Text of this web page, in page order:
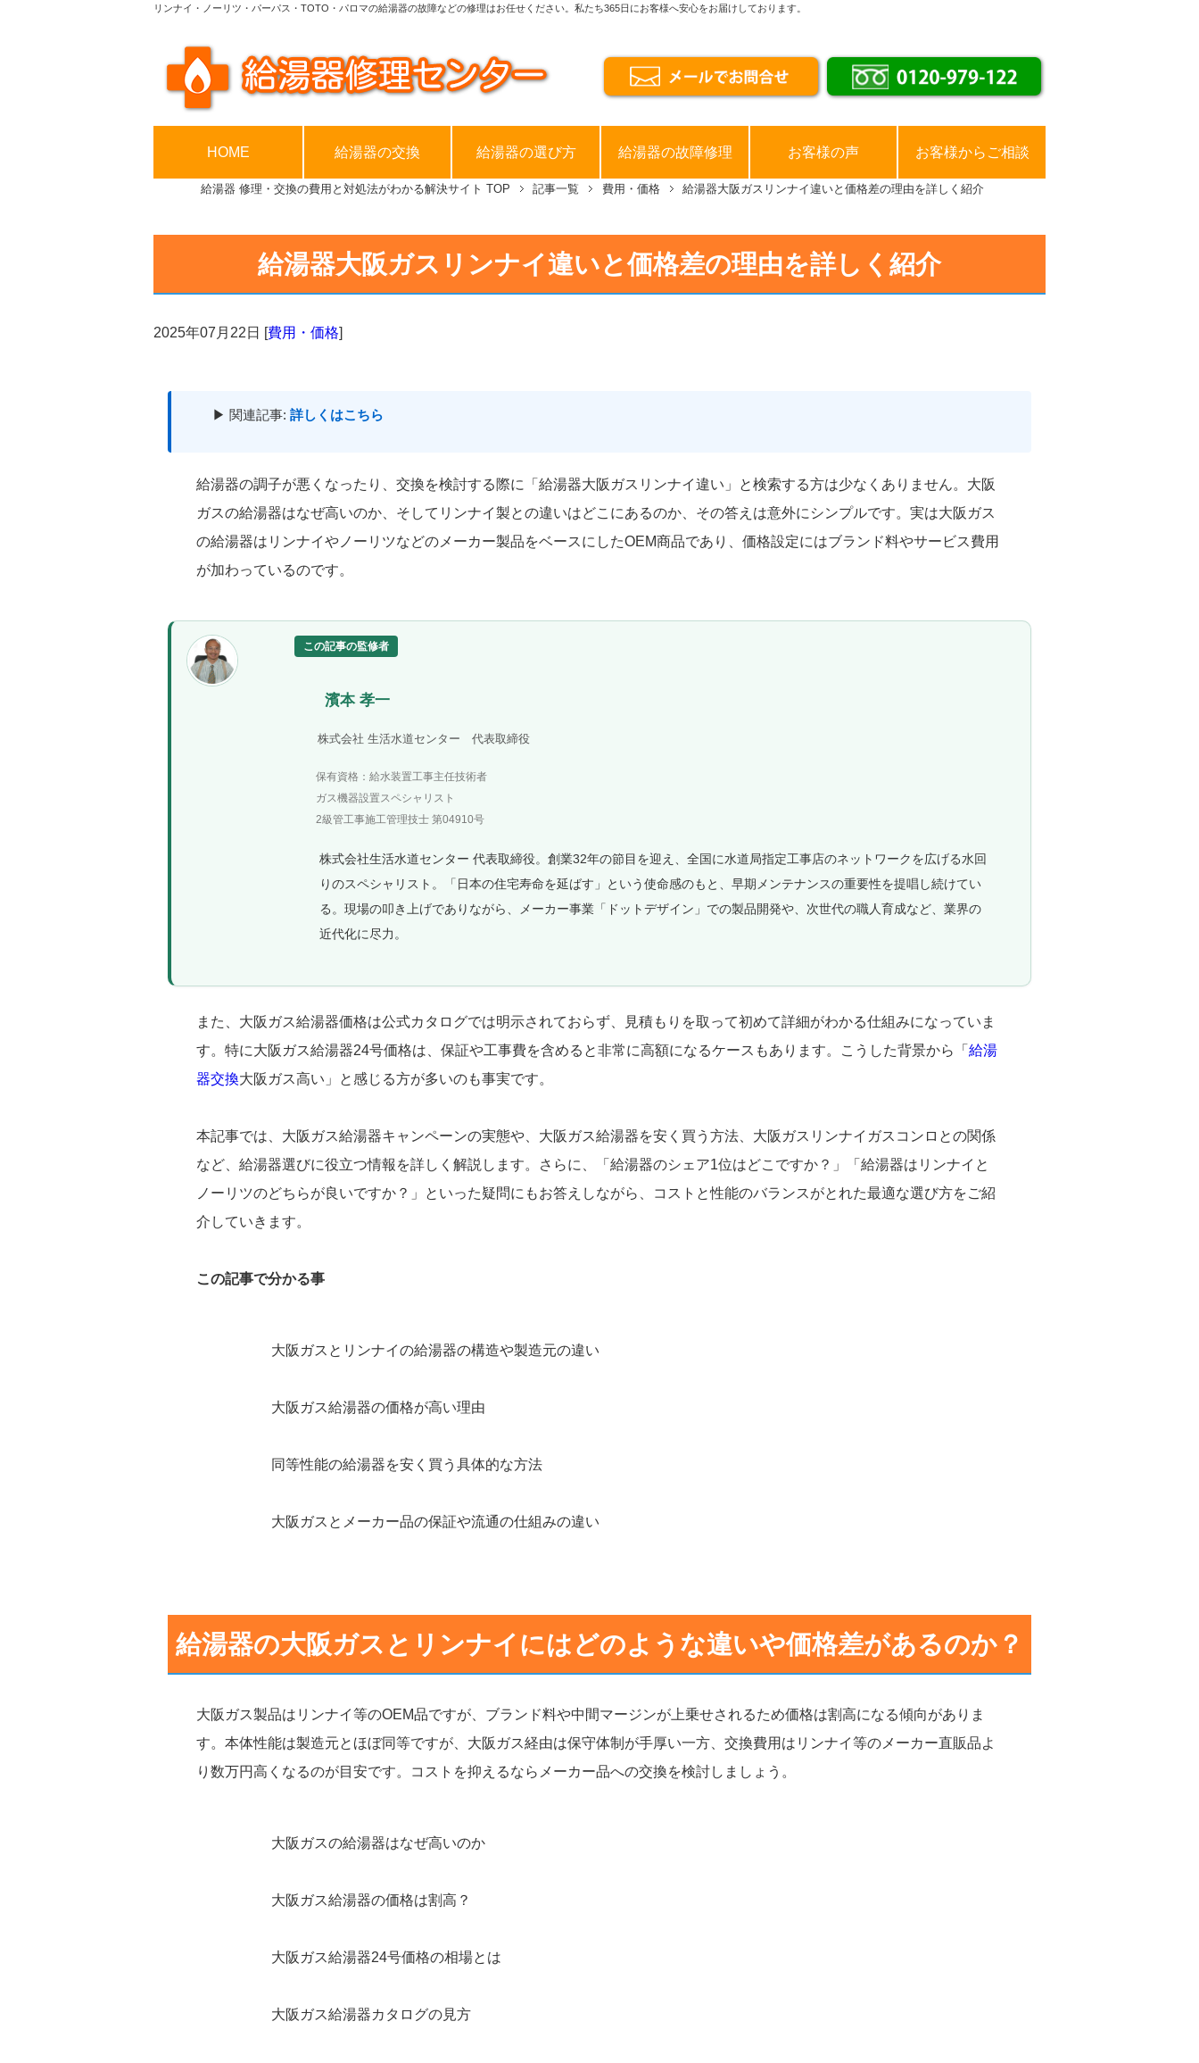
リンナイ・ノーリツ・パーパス・TOTO・パロマの給湯器の故障などの修理はお任せください。私たち365日にお客様へ安心をお届けしております。
HOME 給湯器の交換 給湯器の選び方 給湯器の故障修理 お客様の声 お客様からご相談
給湯器 修理・交換の費用と対処法がわかる解決サイト TOP 記事一覧 費用・価格 給湯器大阪ガスリンナイ違いと価格差の理由を詳しく紹介
給湯器大阪ガスリンナイ違いと価格差の理由を詳しく紹介
2025年07月22日 [費用・価格]
▶ 関連記事: 詳しくはこちら
給湯器の調子が悪くなったり、交換を検討する際に「給湯器大阪ガスリンナイ違い」と検索する方は少なくありません。大阪
ガスの給湯器はなぜ高いのか、そしてリンナイ製との違いはどこにあるのか、その答えは意外にシンプルです。実は大阪ガス
の給湯器はリンナイやノーリツなどのメーカー製品をベースにしたOEM商品であり、価格設定にはブランド料やサービス費用
が加わっているのです。
この記事の監修者
濱本 孝一
株式会社 生活水道センター 代表取締役
保有資格：給水装置工事主任技術者
ガス機器設置スペシャリスト
2級管工事施工管理技士 第04910号
株式会社生活水道センター 代表取締役。創業32年の節目を迎え、全国に水道局指定工事店のネットワークを広げる水回
りのスペシャリスト。「日本の住宅寿命を延ばす」という使命感のもと、早期メンテナンスの重要性を提唱し続けてい
る。現場の叩き上げでありながら、メーカー事業「ドットデザイン」での製品開発や、次世代の職人育成など、業界の
近代化に尽力。
また、大阪ガス給湯器価格は公式カタログでは明示されておらず、見積もりを取って初めて詳細がわかる仕組みになっていま
す。特に大阪ガス給湯器24号価格は、保証や工事費を含めると非常に高額になるケースもあります。こうした背景から「 給湯
器交換大阪ガス高い」と感じる方が多いのも事実です。
本記事では、大阪ガス給湯器キャンペーンの実態や、大阪ガス給湯器を安く買う方法、大阪ガスリンナイガスコンロとの関係
など、給湯器選びに役立つ情報を詳しく解説します。さらに、「給湯器のシェア1位はどこですか？」「給湯器はリンナイと
ノーリツのどちらが良いですか？」といった疑問にもお答えしながら、コストと性能のバランスがとれた最適な選び方をご紹
介していきます。
この記事で分かる事
大阪ガスとリンナイの給湯器の構造や製造元の違い
大阪ガス給湯器の価格が高い理由
同等性能の給湯器を安く買う具体的な方法
大阪ガスとメーカー品の保証や流通の仕組みの違い
給湯器の大阪ガスとリンナイにはどのような違いや価格差があるのか？
大阪ガス製品はリンナイ等のOEM品ですが、ブランド料や中間マージンが上乗せされるため価格は割高になる傾向がありま
す。本体性能は製造元とほぼ同等ですが、大阪ガス経由は保守体制が手厚い一方、交換費用はリンナイ等のメーカー直販品よ
り数万円高くなるのが目安です。コストを抑えるならメーカー品への交換を検討しましょう。
大阪ガスの給湯器はなぜ高いのか
大阪ガス給湯器の価格は割高？
大阪ガス給湯器24号価格の相場とは
大阪ガス給湯器カタログの見方